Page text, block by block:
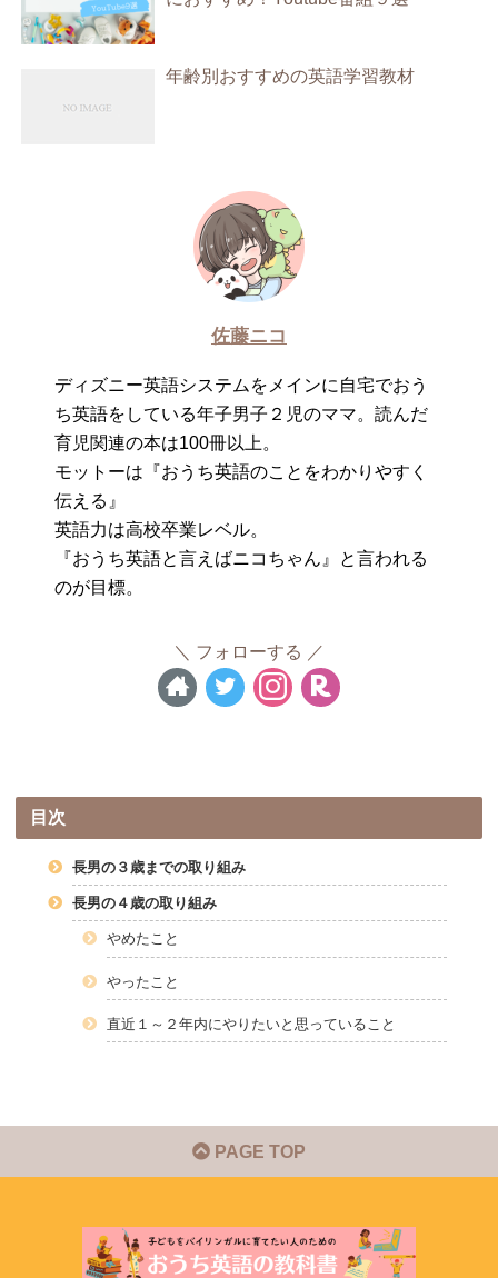
年齢別おすすめの英語学習教材
佐藤ニコ
ディズニー英語システムをメインに自宅でおう
ち英語をしている年子男子２児のママ。読んだ
育児関連の本は100冊以上。
モットーは『おうち英語のことをわかりやすく
伝える』
英語力は高校卒業レベル。
『おうち英語と言えばニコちゃん』と言われる
のが目標。
フォローする
目次
長男の３歳までの取り組み
長男の４歳の取り組み
やめたこと
やったこと
直近１～２年内にやりたいと思っていること
PAGE TOP